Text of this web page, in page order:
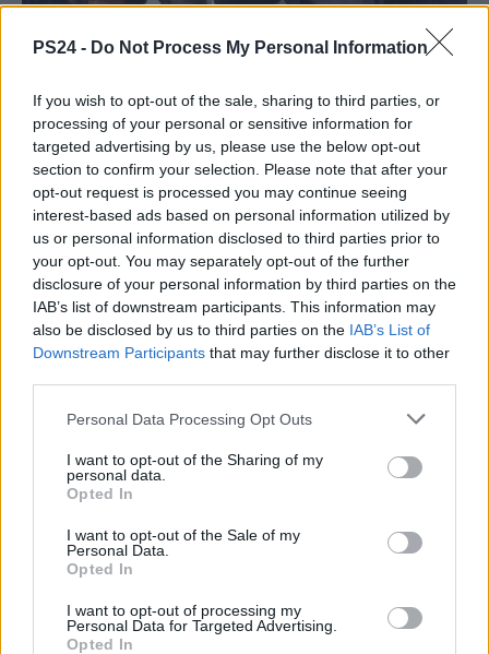
PS24 - Do Not Process My Personal Information
If you wish to opt-out of the sale, sharing to third parties, or
processing of your personal or sensitive information for
targeted advertising by us, please use the below opt-out
section to confirm your selection. Please note that after your
opt-out request is processed you may continue seeing
interest-based ads based on personal information utilized by
us or personal information disclosed to third parties prior to
your opt-out. You may separately opt-out of the further
disclosure of your personal information by third parties on the
IAB’s list of downstream participants. This information may
also be disclosed by us to third parties on the IAB’s List of
Downstream Participants that may further disclose it to other
Personal Data Processing Opt Outs
I want to opt-out of the Sharing of my
personal data.
Opted In
I want to opt-out of the Sale of my
Personal Data.
Opted In
I want to opt-out of processing my
Personal Data for Targeted Advertising.
Opted In